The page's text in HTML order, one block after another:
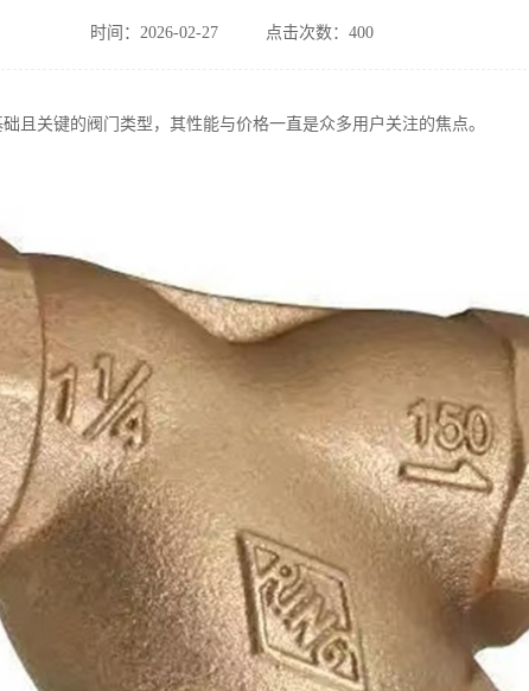
时间：2026-02-27 点击次数：400
且关键的阀门类型，其性能与价格一直是众多用户关注的焦点。